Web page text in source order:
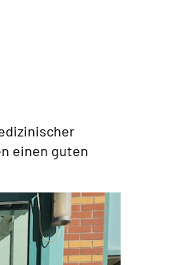
einen guten